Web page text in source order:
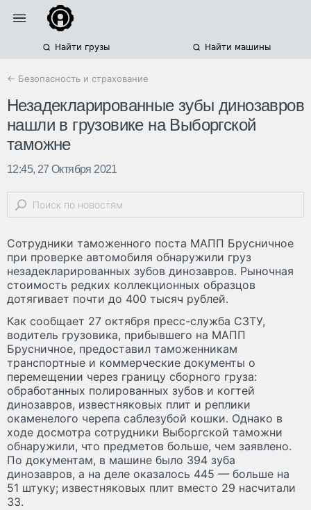
Найти грузы Найти машины
← Безопасность и страхование
Незадекларированные зубы динозавров
нашли в грузовике на Выборгской
таможне
12:45, 27 Октября 2021
Сотрудники таможенного поста МАПП Брусничное
при проверке автомобиля обнаружили груз
незадекларированных зубов динозавров. Рыночная
стоимость редких коллекционных образцов
дотягивает почти до 400 тысяч рублей.
Как сообщает 27 октября пресс-служба СЗТУ,
водитель грузовика, прибывшего на МАПП
Брусничное, предоставил таможенникам
транспортные и коммерческие документы о
перемещении через границу сборного груза:
обработанных полированных зубов и когтей
динозавров, известняковых плит и реплики
окаменелого черепа саблезубой кошки. Однако в
ходе досмотра сотрудники Выборгской таможни
обнаружили, что предметов больше, чем заявлено.
По документам, в машине было 394 зуба
динозавров, а на деле оказалось 445 — больше на
51 штуку; известняковых плит вместо 29 насчитали
33.